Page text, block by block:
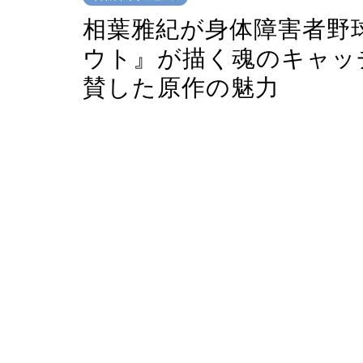
相葉雅紀が身体障害者野
ウト』が描く魂のキャ
賛した原作の魅力